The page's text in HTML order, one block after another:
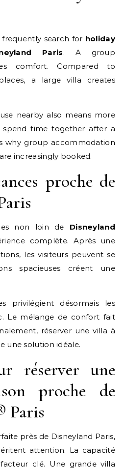
search for holiday
Paris. A group
comfort. Compared to
a large villa creates
nearby also means more
spend time together after a
why group accommodation
increasingly booked.
proche de
non loin de Disneyland
complète. Après une
les visiteurs peuvent se
spacieuses créent une
privilégient désormais les
Le mélange de confort fait
réserver une villa à
une solution idéale.
réserver une
proche de
Paris
près de Disneyland Paris,
attention. La capacité
clé. Une grande villa